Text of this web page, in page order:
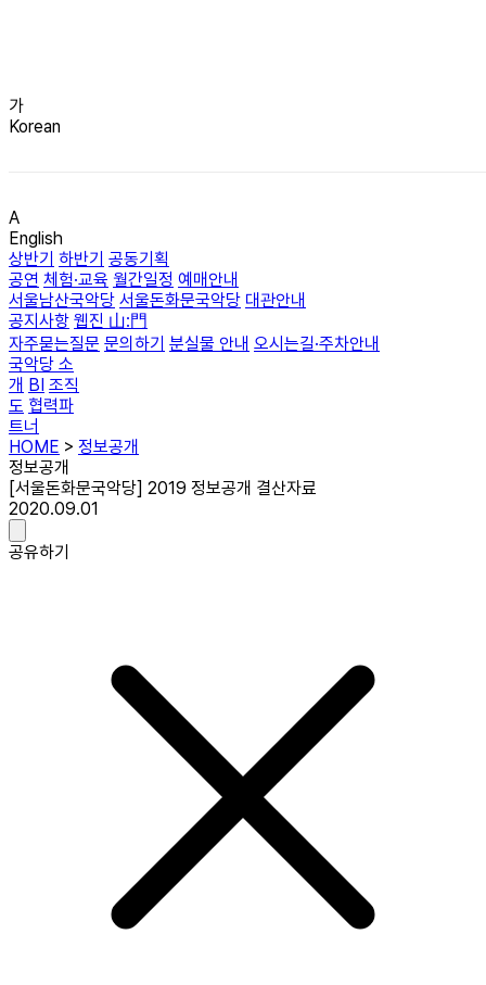
가
Korean
A
English
상반기 하반기 공동기획
공연 체험·교육 월간일정 예매안내
서울남산국악당 서울돈화문국악당 대관안내
공지사항 웹진 山:門
자주묻는질문 문의하기 분실물 안내 오시는길·주차안내
국악당 소
개 BI 조직
도 협력파
트너
HOME > 정보공개
정보공개
[서울돈화문국악당] 2019 정보공개 결산자료
2020.09.01
공유하기